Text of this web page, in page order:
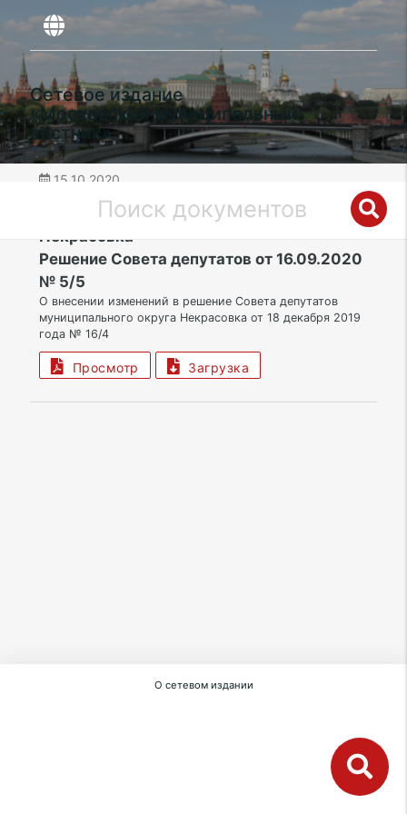
Сетевое издание
«Московский муниципальный
вестник»
15.10.2020
ЮВАО | Муниципальный округ
Некрасовка
Решение Совета депутатов от 16.09.2020
№ 5/5
О внесении изменений в решение Совета депутатов
муниципального округа Некрасовка от 18 декабря 2019
года № 16/4
Просмотр Загрузка
О сетевом издании